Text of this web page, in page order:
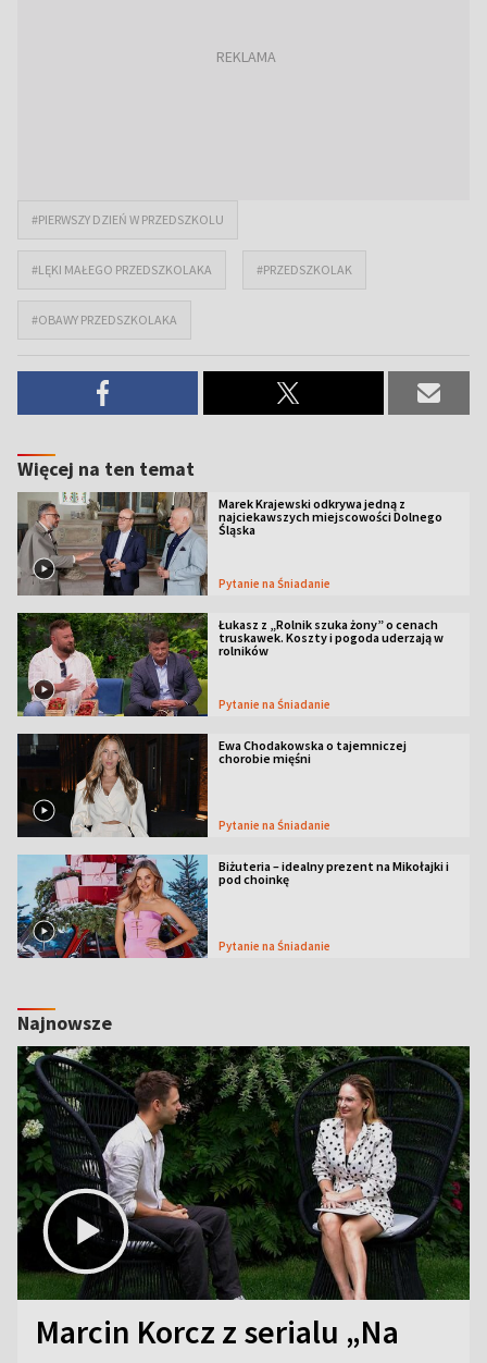
#PIERWSZY DZIEŃ W PRZEDSZKOLU
#LĘKI MAŁEGO PRZEDSZKOLAKA #PRZEDSZKOLAK
#OBAWY PRZEDSZKOLAKA
Więcej na ten temat
Marek Krajewski odkrywa jedną z
najciekawszych miejscowości Dolnego
Śląska
Pytanie na Śniadanie
Łukasz z „Rolnik szuka żony” o cenach
truskawek. Koszty i pogoda uderzają w
rolników
Pytanie na Śniadanie
Ewa Chodakowska o tajemniczej
chorobie mięśni
Pytanie na Śniadanie
Biżuteria – idealny prezent na Mikołajki i
pod choinkę
Pytanie na Śniadanie
Najnowsze
Marcin Korcz z serialu „Na